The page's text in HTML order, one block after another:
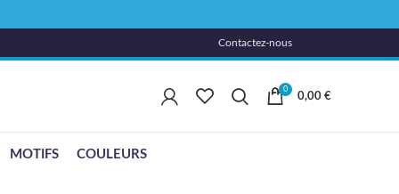
Contactez-nous
0
0,00 €
MOTIFS COULEURS